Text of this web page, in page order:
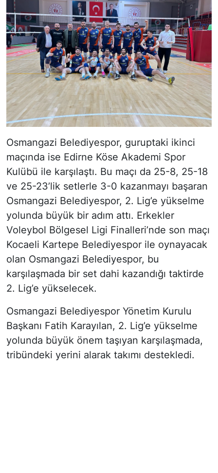
Osmangazi Belediyespor, guruptaki ikinci
maçında ise Edirne Köse Akademi Spor
Kulübü ile karşılaştı. Bu maçı da 25-8, 25-18
ve 25-23’lik setlerle 3-0 kazanmayı başaran
Osmangazi Belediyespor, 2. Lig’e yükselme
yolunda büyük bir adım attı. Erkekler
Voleybol Bölgesel Ligi Finalleri’nde son maçı
Kocaeli Kartepe Belediyespor ile oynayacak
olan Osmangazi Belediyespor, bu
karşılaşmada bir set dahi kazandığı taktirde
2. Lig’e yükselecek.
Osmangazi Belediyespor Yönetim Kurulu
Başkanı Fatih Karayılan, 2. Lig’e yükselme
yolunda büyük önem taşıyan karşılaşmada,
tribündeki yerini alarak takımı destekledi.